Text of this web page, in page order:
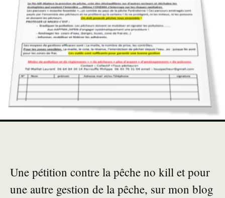
Une pétition contre la pêche no kill et pour
une autre gestion de la pêche, sur mon blog